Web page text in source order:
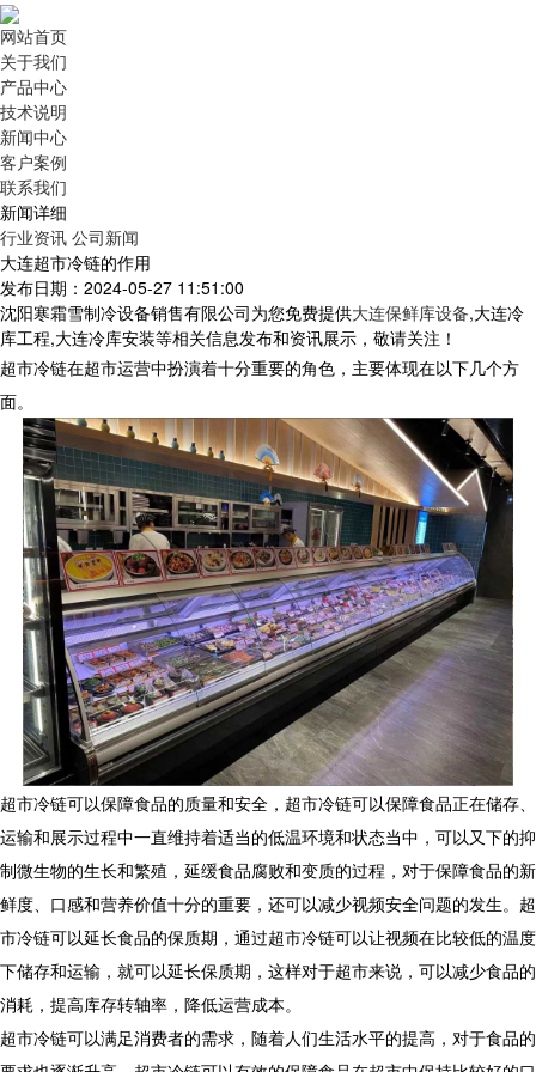
网站首页
关于我们
产品中心
技术说明
新闻中心
客户案例
联系我们
新闻详细
行业资讯 公司新闻
大连超市冷链的作用
发布日期：2024-05-27 11:51:00
沈阳寒霜雪制冷设备销售有限公司为您免费提供大连保鲜库设备,大连冷
库工程,大连冷库安装等相关信息发布和资讯展示，敬请关注！
超市冷链在超市运营中扮演着十分重要的角色，主要体现在以下几个方
面。
超市冷链可以保障食品的质量和安全，超市冷链可以保障食品正在储存、
运输和展示过程中一直维持着适当的低温环境和状态当中，可以又下的抑
制微生物的生长和繁殖，延缓食品腐败和变质的过程，对于保障食品的新
鲜度、口感和营养价值十分的重要，还可以减少视频安全问题的发生。超
市冷链可以延长食品的保质期，通过超市冷链可以让视频在比较低的温度
下储存和运输，就可以延长保质期，这样对于超市来说，可以减少食品的
消耗，提高库存转轴率，降低运营成本。
超市冷链可以满足消费者的需求，随着人们生活水平的提高，对于食品的